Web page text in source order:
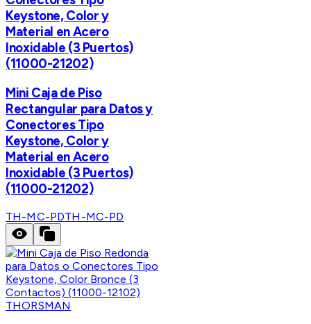
Keystone, Color y
Material en Acero
Inoxidable (3 Puertos)
(11000-21202)
Mini Caja de Piso
Rectangular para Datos y
Conectores Tipo
Keystone, Color y
Material en Acero
Inoxidable (3 Puertos)
(11000-21202)
TH-MC-PDTH-MC-PD
THORSMAN